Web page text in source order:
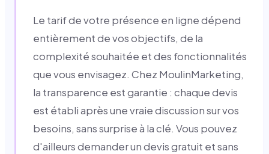
Le tarif de votre présence en ligne dépend
entièrement de vos objectifs, de la
complexité souhaitée et des fonctionnalités
que vous envisagez. Chez MoulinMarketing,
la transparence est garantie : chaque devis
est établi après une vraie discussion sur vos
besoins, sans surprise à la clé. Vous pouvez
d'ailleurs demander un devis gratuit et sans